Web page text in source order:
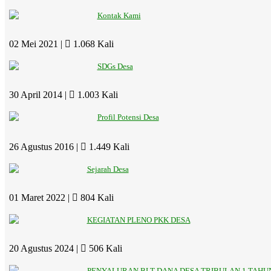
Kontak Kami
02 Mei 2021 | 1.068 Kali
SDGs Desa
30 April 2014 | 1.003 Kali
Profil Potensi Desa
26 Agustus 2016 | 1.449 Kali
Sejarah Desa
01 Maret 2022 | 804 Kali
KEGIATAN PLENO PKK DESA
20 Agustus 2024 | 506 Kali